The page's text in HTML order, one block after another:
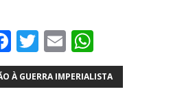
F
a
c
T
w
it
E
m
ai
h
at
À GUERRA IMPERIALISTA